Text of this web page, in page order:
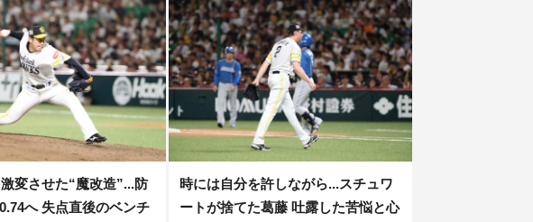
変させた“魔改造”...防
へ 失点直後のベンチ
時には自分を許しながら...スチュワ
ートが捨てた葛藤 吐露した苦悩と心